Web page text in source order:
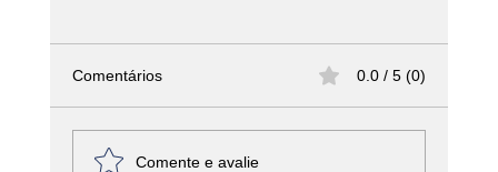
Comentários 0.0 / 5 (0)
Comente e avalie